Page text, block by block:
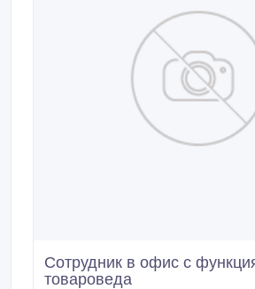
Сотрудник в офис с
товароведа